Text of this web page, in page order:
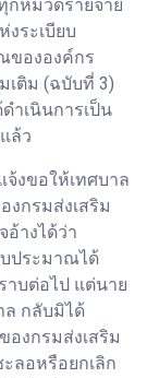
หมวดรายจ่าย
ระเบียบ
ขององค์กร
เติม (ฉบับที่ 3)
ำเนินการเป็น
ล้ว
งขอให้เทศบาล
กรมส่งเสริม
อ้างได้ว่า
ประมาณได้
าบต่อไป แต่นาย
ล กลับมิได้
องกรมส่งเสริม
ลอหรือยกเลิก